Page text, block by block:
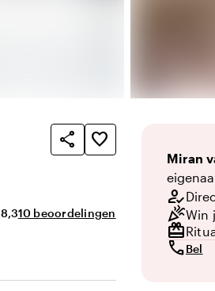
share favorite_border
Gemiddelde beoordeling van 8,3 uit 10
8,3Aantal beoordelingen: 10
10 beoordelingen
Miran
how_to_reg
celebrationWin
redeem
callBel